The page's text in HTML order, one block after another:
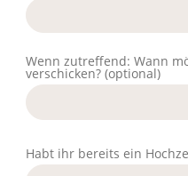
Wenn zutreffend: Wann
verschicken? (optional)
Habt ihr bereits ein